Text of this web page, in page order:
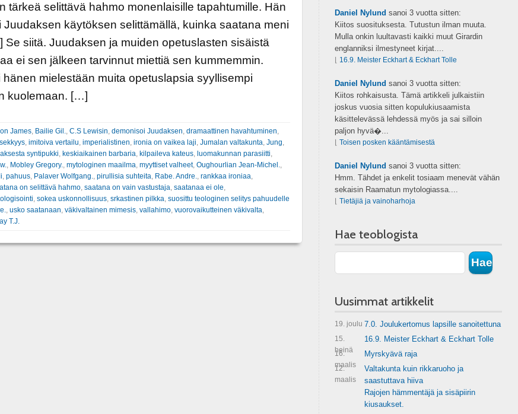
tärkeä selittävä hahmo monenlaisille tapahtumille. Hän
Juudaksen käytöksen selittämällä, kuinka saatana meni
Se siitä. Juudaksen ja muiden opetuslasten sisäistä
ei sen jälkeen tarvinnut miettiä sen kummemmin.
hänen mielestään muita opetuslapsia syyllisempi
kuolemaan. […]
James, Bailie Gil. C.S Lewisin demonisoi Juudaksen dramaattinen havahtuminen
, imitoiva vertailu imperialistinen ironia on vaikea laji Jumalan valtakunta Jung
syntipukki keskiaikainen barbaria kilpaileva kateus, luomakunnan parasiitti
Mobley Gregory. mytologinen maailma myyttiset valheet, Oughourlian Jean-Michel.
pahuus, Palaver Wolfgang. pirullisia suhteita Rabe. Andre. rankkaa ironiaa
on selittävä hahmo, saatana on vain vastustaja saatanaa ei ole
sokea uskonnollisuus, srkastinen pilkka suosittu teologinen selitys pahuudelle
usko saatanaan väkivaltainen mimesis, vallahimo, vuorovaikutteinen väkivalta
T.J.
Daniel Nylund sanoi 3 vuotta sitten:
Kiitos suosituksesta. Tutustun ilman muuta.
Mulla onkin luultavasti kaikki muut Girardin
englanniksi ilmestyneet kirjat....
16.9. Meister Eckhart & Eckhart Tolle
Daniel Nylund sanoi 3 vuotta sitten:
Kiitos rohkaisusta. Tämä artikkeli julkaistiin
joskus vuosia sitten kopulukiusaamista
käsittelevässä lehdessä myös ja sai silloin
paljon hyvä�...
Toisen posken kääntämisestä
Daniel Nylund sanoi 3 vuotta sitten:
Hmm. Tähdet ja enkelit tosiaam menevät vähän
sekaisin Raamatun mytologiassa....
Tietäjiä ja vainoharhoja
Hae teoblogista
Uusimmat artikkelit
19. joulu 7.0. Joulukertomus lapsille sanoitettuna
15.
heinä
16.9. Meister Eckhart & Eckhart Tolle
16.
maalis
Myrskyävä raja
12.
maalis
Valtakunta kuin rikkaruoho ja
saastuttava hiiva
Rajojen hämmentäjä ja sisäpiirin
kiusaukset.